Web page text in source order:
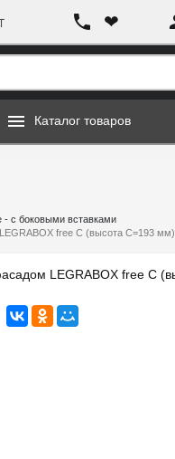
❤
Каталог товаров
- с боковыми вставками
free C (высота С=193 мм)
LEGRABOX free C